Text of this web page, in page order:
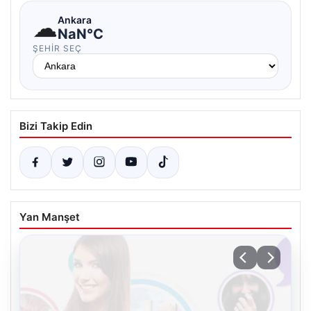
☁Ankara
NaN°C
ŞEHIR SEÇ
Bizi Takip Edin
Yan Manşet